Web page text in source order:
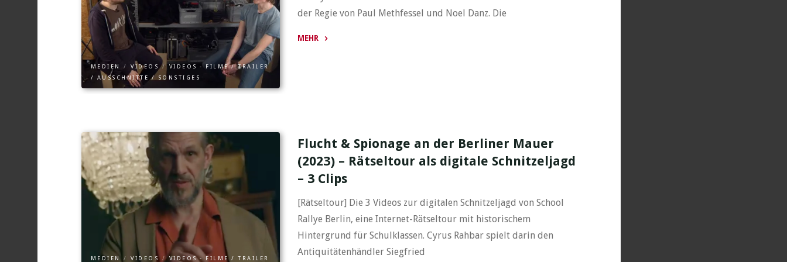
MEDIEN / VIDEOS / VIDEOS - FILME / TRAILER
/ AUSSCHNITTE / SONSTIGES
der Regie von Paul Methfessel und Noel Danz. Die
MEHR
MEDIEN / VIDEOS / VIDEOS - FILME / TRAILER
Flucht & Spionage an der Berliner Mauer
(2023) – Rätseltour als digitale Schnitzeljagd
– 3 Clips
[Rätseltour] Die 3 Videos zur digitalen Schnitzeljagd von School
Rallye Berlin, eine Internet-Rätseltour mit historischem
Hintergrund für Schulklassen. Cyrus Rahbar spielt darin den
Antiquitätenhändler Siegfried